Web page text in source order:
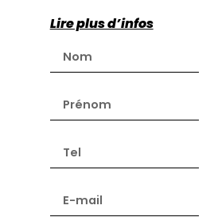
Lire plus d’infos